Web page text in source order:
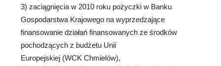
3) zaciągnięcia w 2010 roku pożyczki w Banku
Gospodarstwa Krajowego na wyprzedzające
finansowanie działań finansowanych ze środków
pochodzących z budżetu Unii
Europejskiej (WCK Chmielów),